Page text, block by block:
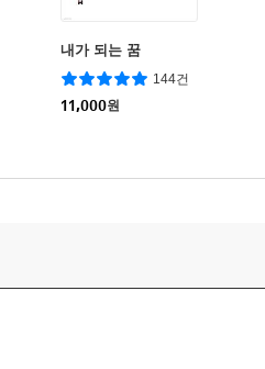
내가 되는 꿈
144건
11,000원